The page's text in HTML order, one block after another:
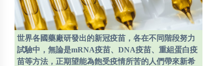
世界各國藥廠研發出的新冠疫苗，各在不同階段努力
試驗中，無論是mRNA疫苗、DNA疫苗、重組蛋白疫
苗等方法，正期望能為飽受疫情所苦的人們帶來新希